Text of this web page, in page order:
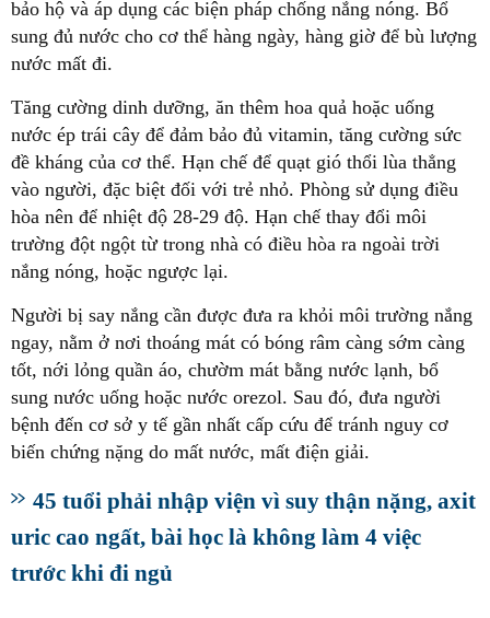
bảo hộ và áp dụng các biện pháp chống nắng nóng. Bổ
sung đủ nước cho cơ thể hàng ngày, hàng giờ để bù lượng
nước mất đi.
Tăng cường dinh dưỡng, ăn thêm hoa quả hoặc uống
nước ép trái cây để đảm bảo đủ vitamin, tăng cường sức
đề kháng của cơ thể. Hạn chế để quạt gió thổi lùa thẳng
vào người, đặc biệt đối với trẻ nhỏ. Phòng sử dụng điều
hòa nên để nhiệt độ 28-29 độ. Hạn chế thay đổi môi
trường đột ngột từ trong nhà có điều hòa ra ngoài trời
nắng nóng, hoặc ngược lại.
Người bị say nắng cần được đưa ra khỏi môi trường nắng
ngay, nằm ở nơi thoáng mát có bóng râm càng sớm càng
tốt, nới lỏng quần áo, chườm mát bằng nước lạnh, bổ
sung nước uống hoặc nước orezol. Sau đó, đưa người
bệnh đến cơ sở y tế gần nhất cấp cứu để tránh nguy cơ
biến chứng nặng do mất nước, mất điện giải.
45 tuổi phải nhập viện vì suy thận nặng, axit
uric cao ngất, bài học là không làm 4 việc
trước khi đi ngủ